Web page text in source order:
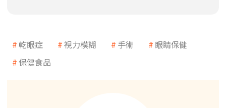
乾眼症 視力模糊 手術
眼睛保健
保健食品